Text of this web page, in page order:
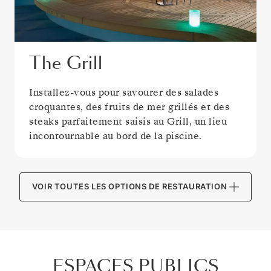
The Grill
Installez-vous pour savourer des salades
croquantes, des fruits de mer grillés et des
steaks parfaitement saisis au Grill, un lieu
incontournable au bord de la piscine.
VOIR TOUTES LES OPTIONS DE RESTAURATION